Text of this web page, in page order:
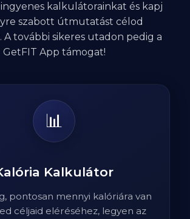
kalkulátorainkat és kapj
szabott útmutatást célod
A további sikeres utadon pedig a
GetFIT App támogat!
📊
Kalkulátor
pontosan mennyi kalóriára van
céljaid eléréséhez, legyen az